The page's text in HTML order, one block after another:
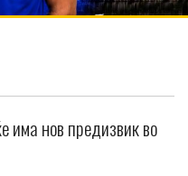
има нов предизвик во